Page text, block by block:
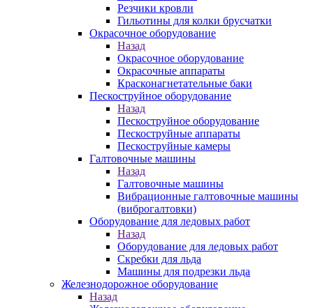
Резчики кровли
Гильотины для колки брусчатки
Окрасочное оборудование
Назад
Окрасочное оборудование
Окрасочные аппараты
Красконагнетательные баки
Пескоструйное оборудование
Назад
Пескоструйное оборудование
Пескоструйные аппараты
Пескоструйные камеры
Галтовочные машины
Назад
Галтовочные машины
Вибрационные галтовочные машины
(виброгалтовки)
Оборудование для ледовых работ
Назад
Оборудование для ледовых работ
Скребки для льда
Машины для подрезки льда
Железнодорожное оборудование
Назад